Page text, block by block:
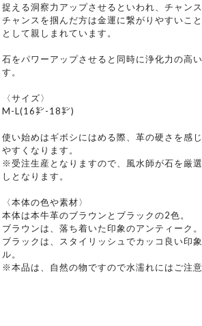
捉える洞察力アップさせるといわれ、チャン
チャンスを掴んだ方は金運に繋がりやすいこ
として親しまれています。
石をパワーアップさせると同時に浄化力の高
す。
〈サイズ〉
M-L(16㌢-18㌢)
使い始めはギボシにはめる際、革の硬さを感
やすくなります。
※受注生産となりますので、風水師が石を厳
しとなります。
〈本体の色や素材〉
本体は本牛革のブラウンとブラックの2色。
ブラウンは、落ち着いた印象のアンティーク。
ブラックは、スタイリッシュでカッコ良い印
ル。
※本品は、自然の物ですので水濡れにはご注意